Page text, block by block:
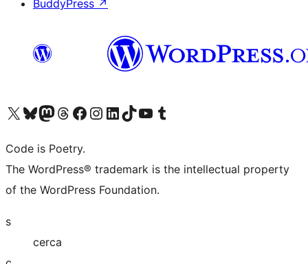
BuddyPress ↗
Visita il nostro account X (ex Twitter)
Visita il nostro account Bluesky
Visita il nostro account Mastodon
Visita il nostro account Threads
Visita la nostra pagina Facebook
Visita il nostro account Instagram
Visita il nostro account LinkedIn
Visita il nostro account TikTok
Visita il nostro canale YouTube
Visita il nostro account Tumblr
Code is Poetry.
The WordPress® trademark is the intellectual property
of the WordPress Foundation.
s
cerca